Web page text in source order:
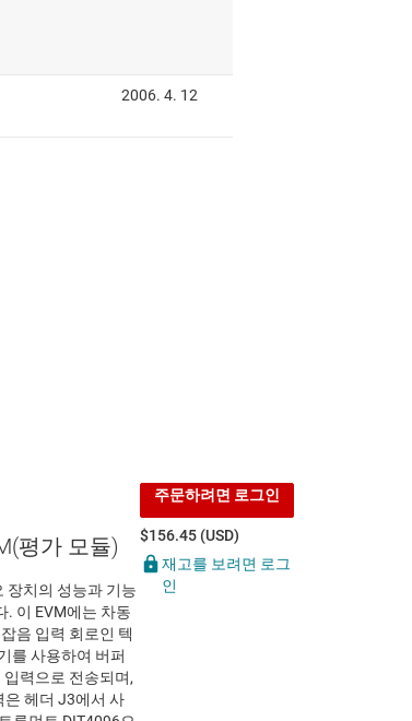
평가 모듈)
장치의 성능과 기능
. 이 EVM에는 차동
음 입력 회로인 텍
를 사용하여 버퍼
력으로 전송되며,
은 헤더 J3에서 사
주문하려면 로그인
$156.45 (USD)
재고를 보려면 로그
인